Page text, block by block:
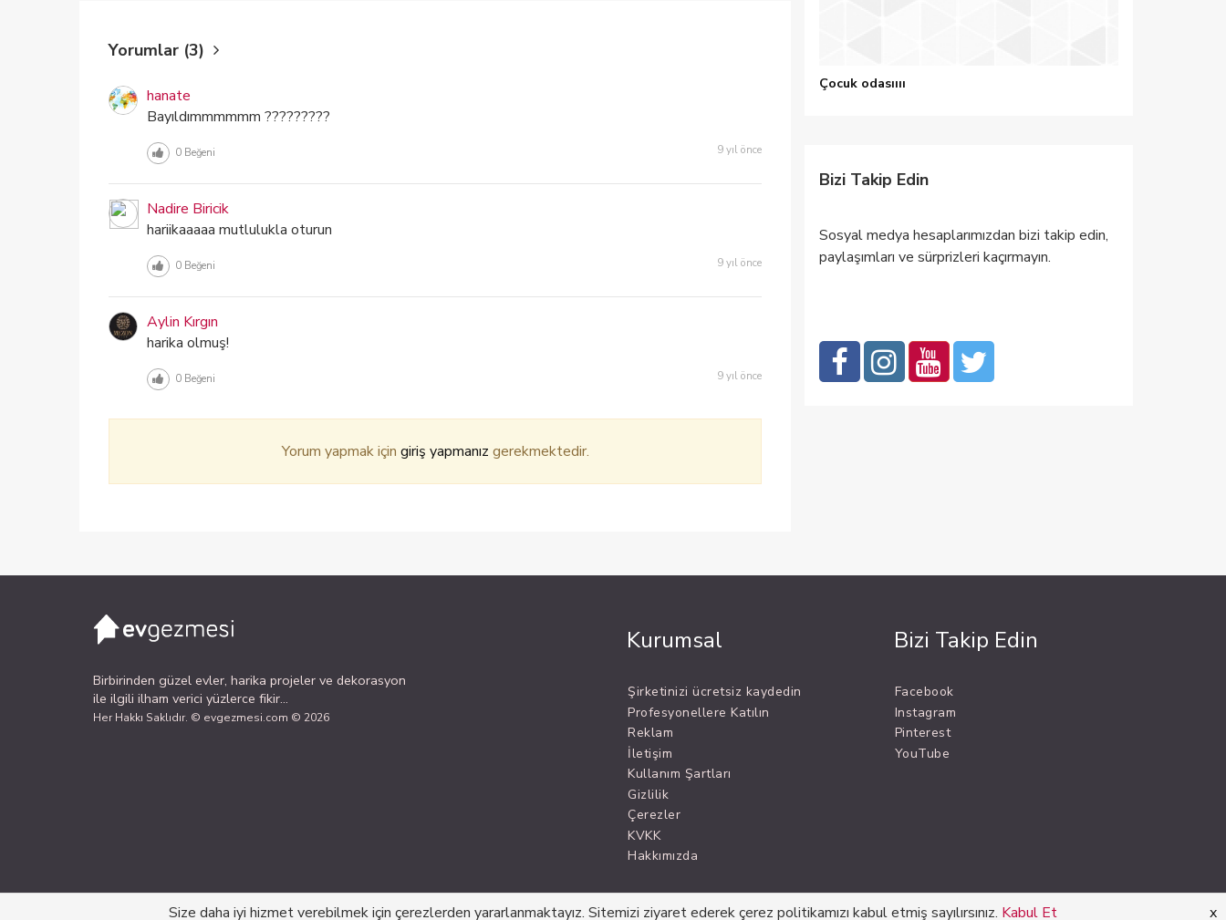
Yorumlar (3)
hanate
Bayıldımmmmmm ?????????
0Beğeni 9 yıl önce
Nadire Biricik
hariikaaaaa mutlulukla oturun
0Beğeni 9 yıl önce
Aylin Kırgın
harika olmuş!
0Beğeni 9 yıl önce
Yorum yapmak için giriş yapmanız gerekmektedir.
Çocuk odasıııı
Bizi Takip Edin
Sosyal medya hesaplarımızdan bizi takip edin,
paylaşımları ve sürprizleri kaçırmayın.
Birbirinden güzel evler, harika projeler ve dekorasyon
ile ilgili ilham verici yüzlerce fikir...
Her Hakkı Saklıdır. © evgezmesi.com © 2026
Kurumsal
Şirketinizi ücretsiz kaydedin
Profesyonellere Katılın
Reklam
İletişim
Kullanım Şartları
Gizlilik
Çerezler
KVKK
Hakkımızda
Bizi Takip Edin
Facebook
Instagram
Pinterest
YouTube
Size daha iyi hizmet verebilmek için çerezlerden yararlanmaktayız. Sitemizi ziyaret ederek çerez politikamızı kabul etmiş sayılırsınız. Kabul Et x